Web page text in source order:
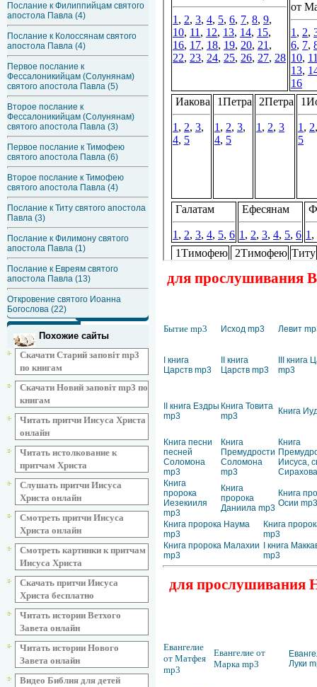
Послание к Филиппийцам святого
апостола Павла (4)
Послание к Колоссянам святого
апостола Павла (4)
Первое послание к
Фессалоникийцам (Солунянам)
святого апостола Павла (5)
Второе послание к
Фессалоникийцам (Солунянам)
святого апостола Павла (3)
Первое послание к Тимофею
святого апостола Павла (6)
Второе послание к Тимофею
святого апостола Павла (4)
Послание к Титу святого апостола
Павла (3)
Послание к Филимону святого
апостола Павла (1)
Послание к Евреям святого
апостола Павла (13)
Откровение святого Иоанна
Богослова (22)
Похожие сайты
Скачати Старий заповіт mp3
по книгам
Скачати Новий заповіт mp3 по
книгам
Читать притчи Иисуса Христа
онлайн
Читать истолкование к
притчам Христа
Слушать притчи Иисуса
Христа онлайн
Смотреть притчи Иисуса
Христа онлайн
Смотреть картинки к притчам
Иисуса Христа
Скачать притчи Иисуса
Христа бесплатно
Читать истории Ветхого
Завета онлайн
Читать истории Нового
Завета онлайн
Видео Библия для детей
для прослушивания
Бытие mp3 Исход mp3 Левит
I книга
Царств mp3
II книга
Царств mp3
III книга
mp3
II книга Ездры
mp3
Книга Товита
mp3
Книга
Книга песни
песней
Соломона
mp3
Книга
Премудрости
Соломона
mp3
Книга
Иисуса,
Книга
пророка
Иезекииля
mp3
Книга
пророка
Даниила mp3
Книга
Осии mp3
Книга пророка Наума
mp3
Книга
mp3
Книга пророка Малахии
mp3
I книга
mp3
для прослушивания
Евангелие
от Матфея
mp3
Евангелие от
Марка mp3
Луки